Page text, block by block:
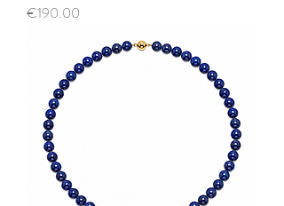
Price
€190.00